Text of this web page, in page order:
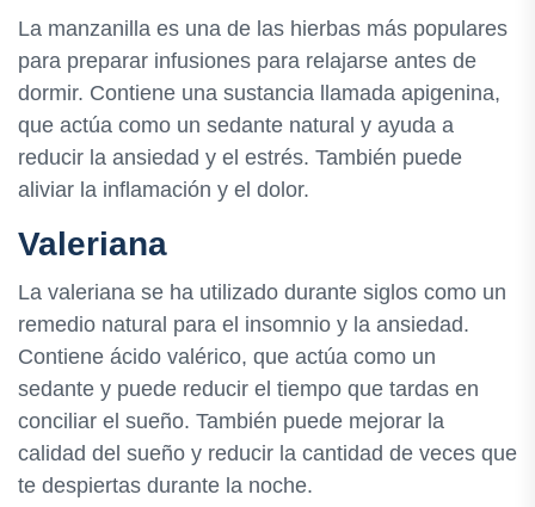
La manzanilla es una de las hierbas más populares
para preparar infusiones para relajarse antes de
dormir. Contiene una sustancia llamada apigenina,
que actúa como un sedante natural y ayuda a
reducir la ansiedad y el estrés. También puede
aliviar la inflamación y el dolor.
Valeriana
La valeriana se ha utilizado durante siglos como un
remedio natural para el insomnio y la ansiedad.
Contiene ácido valérico, que actúa como un
sedante y puede reducir el tiempo que tardas en
conciliar el sueño. También puede mejorar la
calidad del sueño y reducir la cantidad de veces que
te despiertas durante la noche.